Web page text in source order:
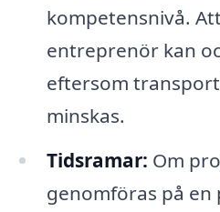
kompetensnivå.
entreprenör kan
eftersom
minskas.
Tidsramar: Om
genomföras på en